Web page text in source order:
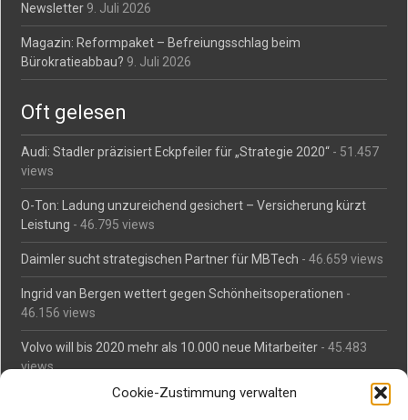
Cookie-Zustimmung verwalten
Newsletter 9. Juli 2026
Magazin: Reformpaket – Befreiungsschlag beim
Bürokratieabbau? 9. Juli 2026
Oft gelesen
Audi: Stadler präzisiert Eckpfeiler für „Strategie 2020“ - 51.457
views
O-Ton: Ladung unzureichend gesichert – Versicherung kürzt
Leistung - 46.795 views
Daimler sucht strategischen Partner für MBTech - 46.659 views
Ingrid van Bergen wettert gegen Schönheitsoperationen -
46.156 views
Volvo will bis 2020 mehr als 10.000 neue Mitarbeiter - 45.483
views
Mäßiges Interesse an Daimlers MBtech- 44.713 views